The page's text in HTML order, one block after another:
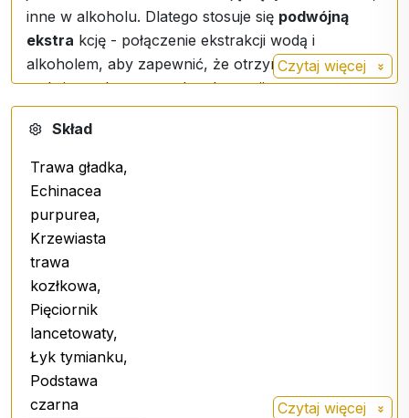
inne w alkoholu. Dlatego stosuje się podwójną
ekstra kcję - połączenie ekstrakcji wodą i
alkoholem, aby zapewnić, że otrzymujemy
maksimum korzystnych substancji.
Po otwarciu
Czytaj więcej
Skład
Trawa gładka,
Echinacea
purpurea,
Krzewiasta
trawa
kozłkowa,
Pięciornik
lancetowaty,
Łyk tymianku,
Podstawa
czarna
Czytaj więcej